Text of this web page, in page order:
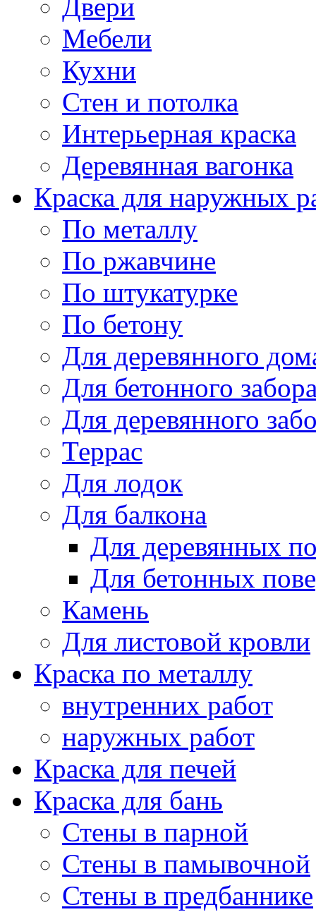
Двери
Мебели
Кухни
Стен и потолка
Интерьерная краска
Деревянная вагонка
Краска для наружных
По металлу
По ржавчине
По штукатурке
По бетону
Для деревянного
Для бетонного
Для деревянного
Террас
Для лодок
Для балкона
Для деревянных
Для бетонных
Камень
Для листовой кровли
Краска по металлу
внутренних работ
наружных работ
Краска для печей
Краска для бань
Стены в парной
Стены в памывочной
Стены в предбаннике